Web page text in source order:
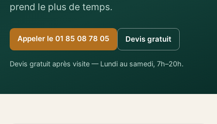
prend le plus de temps.
Appeler le 01 85 08 78 05 Devis gratuit
Devis gratuit après visite — Lundi au samedi, 7h–20h.